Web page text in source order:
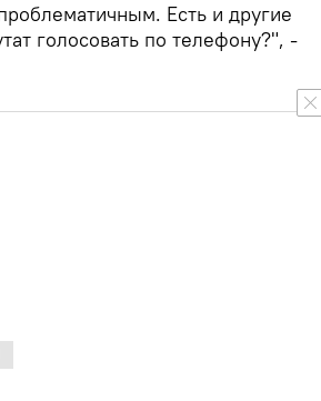
Есть и другие
голосовать по телефону?", -